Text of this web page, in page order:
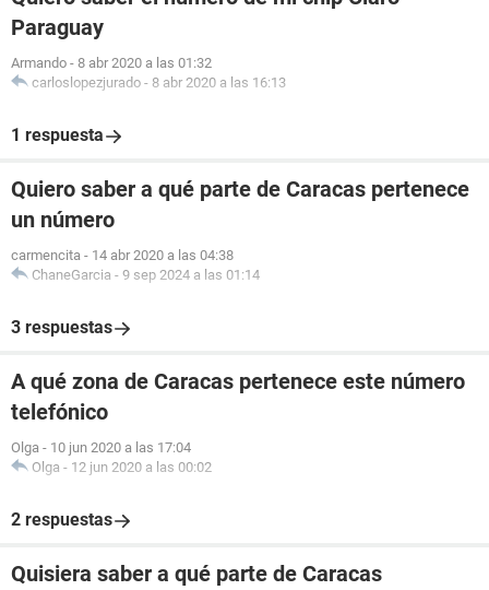
Paraguay
Armando - 8 abr 2020 a las 01:32
carloslopezjurado - 8 abr 2020 a las 16:13
1 respuesta
Quiero saber a qué parte de Caracas pertenece
un número
carmencita - 14 abr 2020 a las 04:38
ChaneGarcia - 9 sep 2024 a las 01:14
3 respuestas
A qué zona de Caracas pertenece este número
telefónico
Olga - 10 jun 2020 a las 17:04
Olga - 12 jun 2020 a las 00:02
2 respuestas
Quisiera saber a qué parte de Caracas